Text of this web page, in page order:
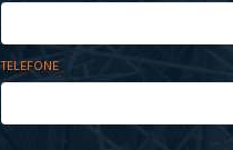
TELEFONE